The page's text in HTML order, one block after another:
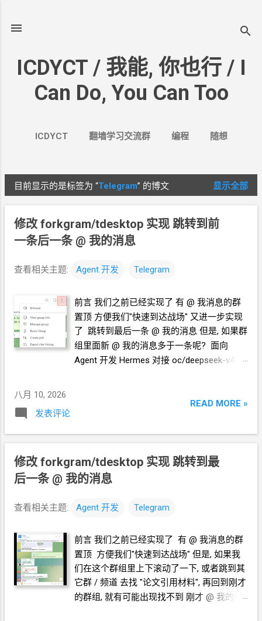
ICDYCT / 我能, 你也行 / I
Can Do, You Can Too
ICDYCT 翻墙学习交流群 编程 随想
博
文
目前显示的是标签为 “Telegram” 的博文 显示全部
修改 forkgram/tdesktop 实现 跳转到前
一条后一条 @ 我的消息
查看相关主题: Agent 开发 Telegram
前言 我们之前已经实现了 有 @ 我消息的群
置顶 方便我们"快速到达战场" 又进一步实现
了 跳转到最后一条 @ 我的消息 但是, 如果群
组里面新 @ 我的消息多于一条呢? 面向
Agent 开发 Hermes 对接 oc/deepseek-v4-
e-hermes-agent-oracle-arm-ubuntu-root-
于 https://github.com/crazypeace/forkgram-
tdesktop/tree/goto-last-mention 的代码, 进
行增强开发 当 点击 "Go to the last msg
然后, 在这个时候, 再次点击 "Go to the last
求的, 与我讨论. Agent 分析了一通, 问我, 向前
跳转的时候, 以什么为锚点? 是把上一次跳转
的消息 id 保存下来, 作为锚点? 还是以当前群
组消息视口可见的消息为锚点? 锚点 = 当前
视口 把原来的 "Go to the last message
八月 10, 2026
发表评论
READ MORE »
修改 forkgram/tdesktop 实现 跳转到最
后一条 @ 我的消息
查看相关主题: Agent 开发 Telegram
前言 我们之前已经实现了 有 @ 我消息的群
置顶 方便我们"快速到达战场" 但是, 如果我
们在这个群组里上下滚动了一下, 或者跳到其
它群 / 频道 去找 "论文引用材料", 再回到刚才
的群组, 就有可能出现找不到 刚才 @ 我的那